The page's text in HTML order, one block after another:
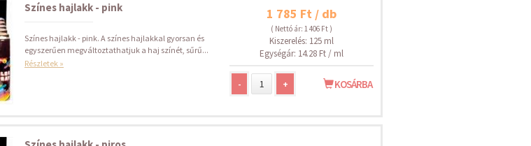
Színes hajlakk - pink
Színes hajlakk - pink. A színes hajlakkal gyorsan és
egyszerűen megváltoztathatjuk a haj színét, sűrű...
Részletek »
1 785 Ft / db
( Nettó ár: 1 406 Ft )
Kiszerelés: 125 ml
Egységár: 14.28 Ft / ml
- + KOSÁRBA